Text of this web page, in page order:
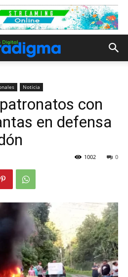
Noticia
con
en defensa
0
1002